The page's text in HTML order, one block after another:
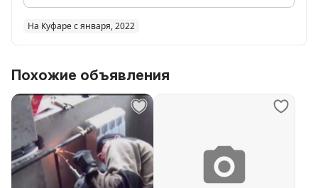
На Куфаре с января, 2022
Похожие объявления